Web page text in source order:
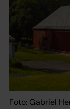
Foto: Gabriel